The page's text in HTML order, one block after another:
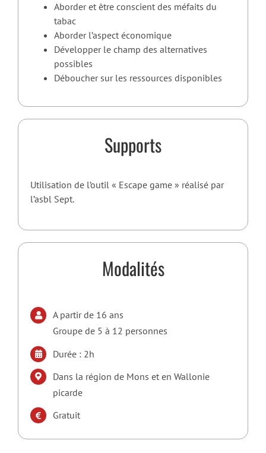
Aborder et être conscient des méfaits du
tabac
Aborder l’aspect économique
Développer le champ des alternatives
possibles
Déboucher sur les ressources disponibles
Supports
Utilisation de l’outil « Escape game » réalisé par
l’asbl Sept.
Modalités
A partir de 16 ans
Groupe de 5 à 12 personnes
Durée : 2h
Dans la région de Mons et en Wallonie
picarde
Gratuit